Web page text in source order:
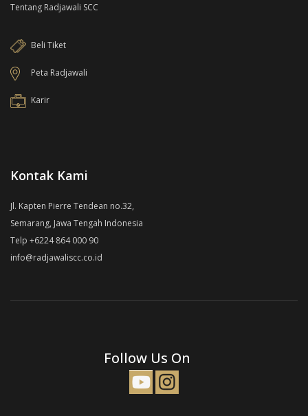
Tentang Radjawali SCC
Beli Tiket
Peta Radjawali
Karir
Kontak Kami
Jl. Kapten Pierre Tendean no.32,
Semarang, Jawa Tengah Indonesia
Telp +6224 864 000 90
info@radjawaliscc.co.id
Follow Us On